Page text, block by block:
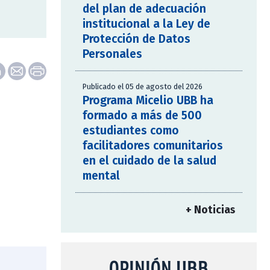
del plan de adecuación
institucional a la Ley de
Protección de Datos
Personales
Publicado el 05 de agosto del 2026
Programa Micelio UBB ha
formado a más de 500
estudiantes como
facilitadores comunitarios
en el cuidado de la salud
mental
+ Noticias